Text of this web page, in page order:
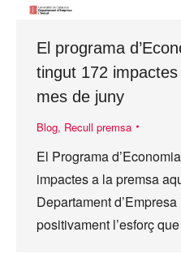
El programa
tingut 172
mes de juny
Blog, Recull premsa
El Programa
impactes a la premsa
Departament
positivament l’esforç